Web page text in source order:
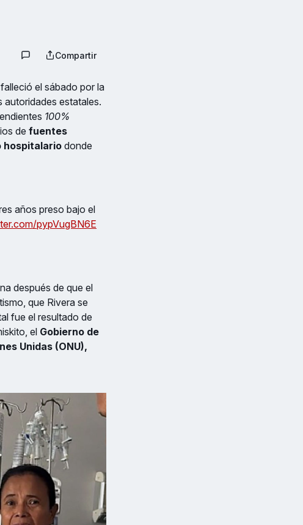
Compartir
falleció el sábado por la
estatales.
100%
de fuentes
hospitalariodonde
años preso bajo el
pypVugBN6E
después de que el
que Rivera se
fue el resultado de
el Gobierno de
Unidas (ONU),